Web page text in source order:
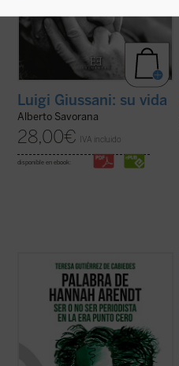
Luigi Giussani: su vida
Alberto Savorana
28,00€ IVA incluido
disponible en ebook:
Ilustración de portada: Hervé Alústiza.
Sofía es una universitaria en crisis que se
está planteando dejar la carrera de
Económicas y Derecho a pesar de sus
brillantes calificaciones. Tras ver una
película sobre la filósofa y ...(ver ficha)